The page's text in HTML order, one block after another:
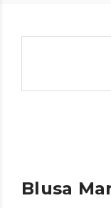
Blusa